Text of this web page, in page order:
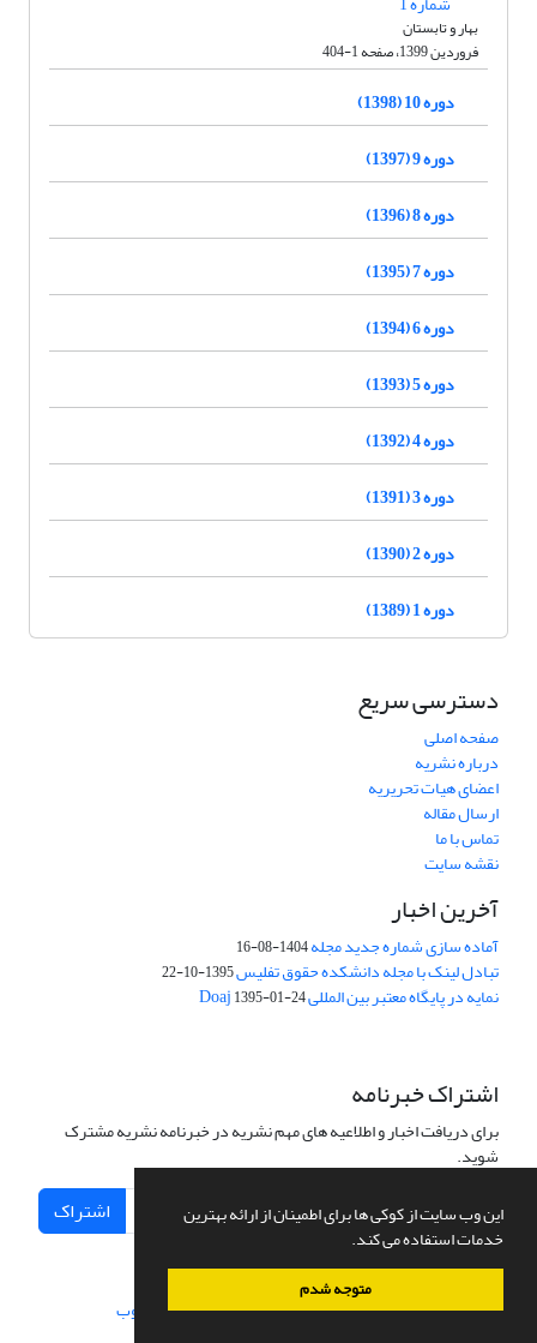
این وب سایت از کوکی ها برای اطمینان از ارائه بهترین
خدمات استفاده می کند.
متوجه شدم
بهار و تابستان
فروردین 1399، صفحه 1-404
دوره 10 (1398)
دوره 9 (1397)
دوره 8 (1396)
دوره 7 (1395)
دوره 6 (1394)
دوره 5 (1393)
دوره 4 (1392)
دوره 3 (1391)
دوره 2 (1390)
دوره 1 (1389)
دسترسی سریع
صفحه اصلی
درباره نشریه
اعضای هیات تحریریه
ارسال مقاله
تماس با ما
نقشه سایت
آخرین اخبار
آماده سازی شماره جدید مجله1404-08-16
تبادل لینک با مجله دانشکده حقوق تفلیس1395-10-22
نمایه در پایگاه معتبر بین المللی Doaj1395-01-24
اشتراک خبرنامه
برای دریافت اخبار و اطلاعیه های مهم نشریه در خبرنامه نشریه مشترک
شوید.
اشتراک
سامانه مدیریت نشریات علمی.طراحی و پیاده سازی از سیناوب